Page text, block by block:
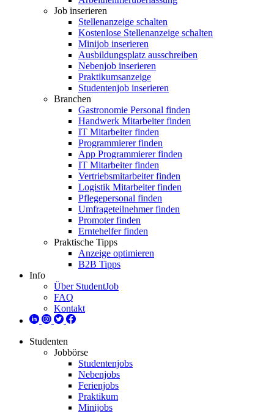
Job inserieren
Stellenanzeige schalten
Kostenlose Stellenanzeige schalten
Minijob inserieren
Ausbildungsplatz ausschreiben
Nebenjob inserieren
Praktikumsanzeige
Studentenjob inserieren
Branchen
Gastronomie Personal finden
Handwerk Mitarbeiter finden
IT Mitarbeiter finden
Programmierer finden
App Programmierer finden
IT Mitarbeiter finden
Vertriebsmitarbeiter finden
Logistik Mitarbeiter finden
Pflegepersonal finden
Umfrageteilnehmer finden
Promoter finden
Erntehelfer finden
Praktische Tipps
Anzeige optimieren
B2B Tipps
Info
Über StudentJob
FAQ
Kontakt
Studenten
Jobbörse
Studentenjobs
Nebenjobs
Ferienjobs
Praktikum
Minijobs